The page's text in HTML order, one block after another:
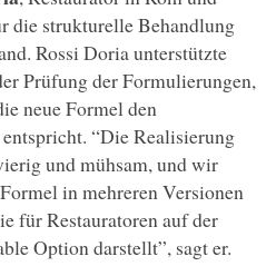
die strukturelle Behandlung
Rossi Doria unterstützte
Prüfung der Formulierungen,
neue Formel den
“Die Realisierung
und mühsam, und wir
in mehreren Versionen
für Restauratoren auf der
Option darstellt”, sagt er.